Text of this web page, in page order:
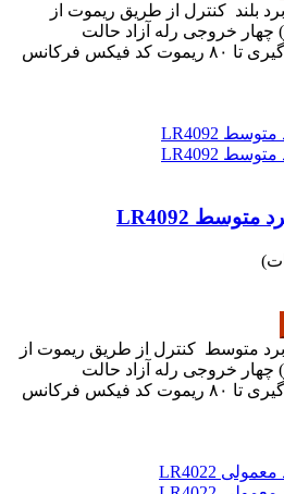
ریموتی 4 کانال برد بلند کنترل از طریق ریموت از
باز) چهار خروجی رله آزاد حالت
فشاری(لحظه ای) و دایم کدگیری تا ۸۰ ریموت کد فیکس فرکانس
ریموتی 4 کانال برد متوسط کنترل از طریق ریموت از
باز) چهار خروجی رله آزاد حالت
فشاری(لحظه ای) و دایم کدگیری تا ۸۰ ریموت کد فیکس فرکانس